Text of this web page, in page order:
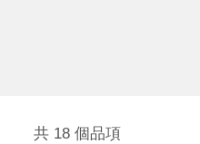
共 18 個品項